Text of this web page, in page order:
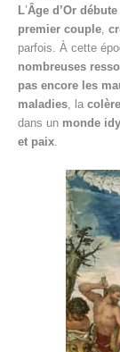
L’Âge d’Or
premier couple,
parfois. À cette
nombreuses
pas encore les
maladies, la colère
dans un monde
et paix.